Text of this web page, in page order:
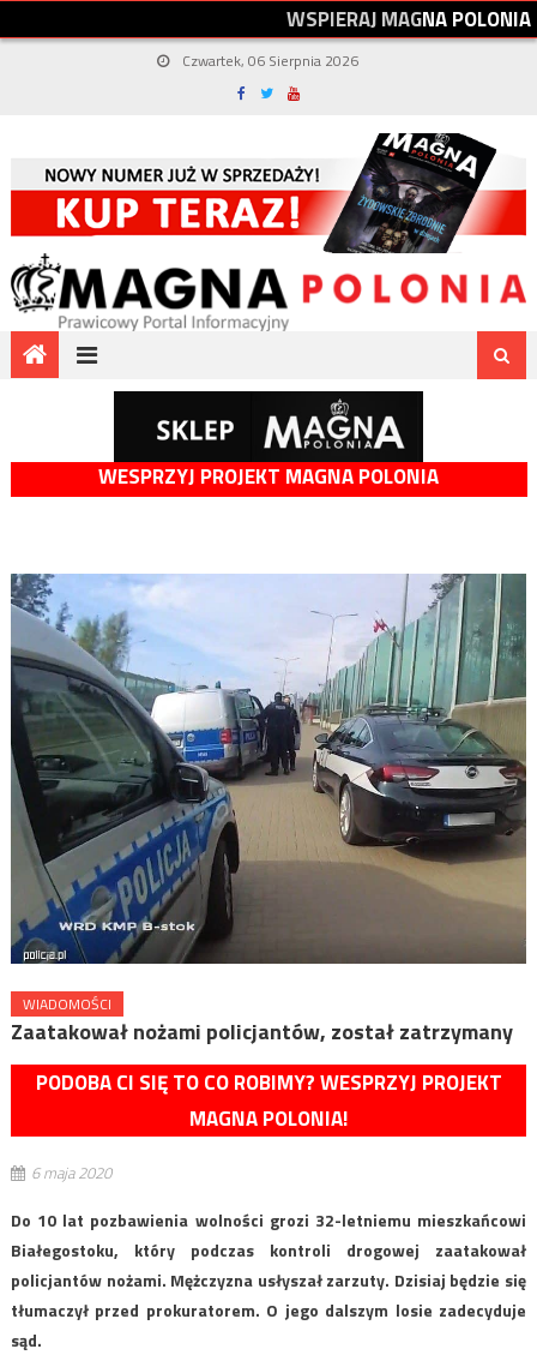
WSPIERAJMAGNAPOLONIA
Czwartek, 06 Sierpnia 2026
WESPRZYJ PROJEKT MAGNA POLONIA
WIADOMOŚCI
Zaatakował nożami policjantów, został zatrzymany
PODOBA CI SIĘ TO CO ROBIMY? WESPRZYJ PROJEKT
MAGNA POLONIA!
6 maja 2020
Do 10 lat pozbawienia wolności grozi 32-letniemu mieszkańcowi
Białegostoku, który podczas kontroli drogowej zaatakował
policjantów nożami. Mężczyzna usłyszał zarzuty. Dzisiaj będzie się
tłumaczył przed prokuratorem. O jego dalszym losie zadecyduje
sąd.